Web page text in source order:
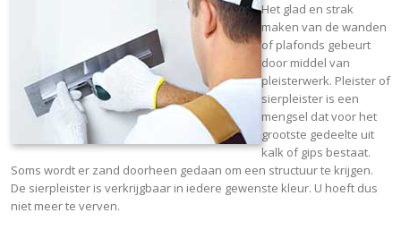
Het glad en strak
maken van de wanden
of plafonds gebeurt
door middel van
pleisterwerk. Pleister of
sierpleister is een
mengsel dat voor het
grootste gedeelte uit
kalk of gips bestaat.
Soms wordt er zand doorheen gedaan om een structuur te krijgen.
De sierpleister is verkrijgbaar in iedere gewenste kleur. U hoeft dus
niet meer te verven.